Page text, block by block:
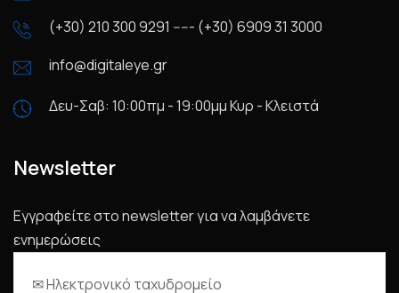
(+30) 210 300 9291 ----- (+30) 6909 31 3000
info@digitaleye.gr
Δευ-Σαβ: 10:00πμ - 19:00μμ Κυρ - Κλειστά
Newsletter
Εγγραφείτε στο newsletter για να λαμβάνετε
ενημερώσεις